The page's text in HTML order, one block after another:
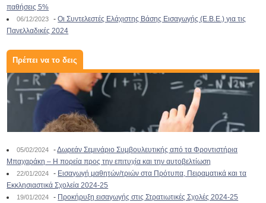
παθήσεις 5%
06/12/2023 -Οι Συντελεστές Ελάχιστης Βάσης Εισαγωγής (Ε.Β.Ε.) για τις
Πανελλαδικές 2024
Πρέπει να το δεις
05/02/2024 -Δωρεάν Σεμινάριο Συμβουλευτικής από τα Φροντιστήρια
Μπαχαράκη – Η πορεία προς την επιτυχία και την αυτοβελτίωση
22/01/2024 - Εισαγωγή μαθητών/τριών στα Πρότυπα, Πειραματικά και τα
Εκκλησιαστικά Σχολεία 2024-25
19/01/2024 - Προκήρυξη εισαγωγής στις Στρατιωτικές Σχολές 2024-25